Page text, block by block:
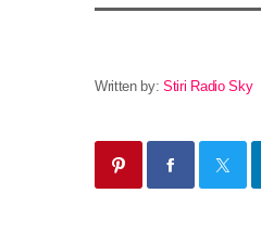
Written by:Stiri Radio Sky